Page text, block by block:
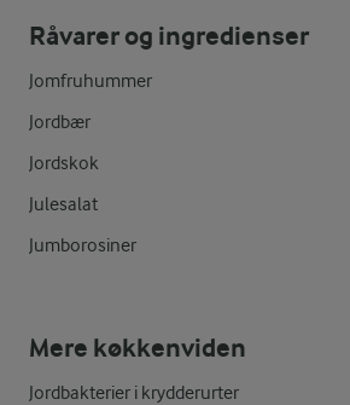
Råvarer og ingredienser
Jomfruhummer
Jordbær
Jordskok
Julesalat
Jumborosiner
Mere køkkenviden
Jordbakterier i krydderurter